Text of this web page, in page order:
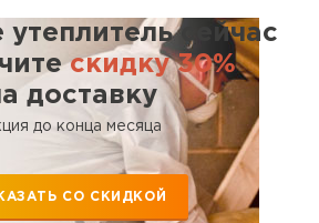
сейчас
скидку 30%
доставку
до конца месяца
СО СКИДКОЙ